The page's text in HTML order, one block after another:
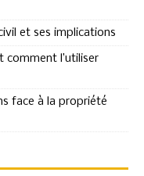
et ses implications
comment l’utiliser
face à la propriété